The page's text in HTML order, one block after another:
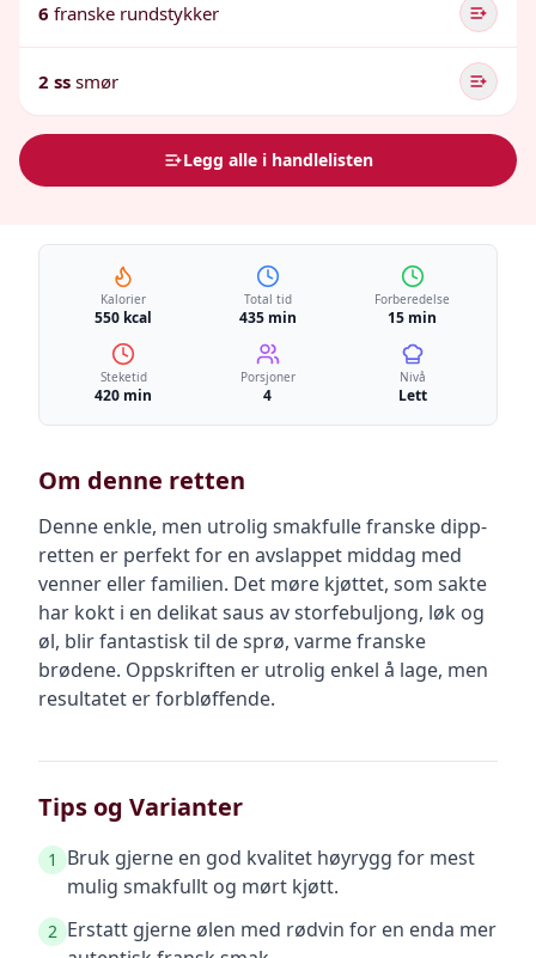
6 franske rundstykker
2 ss smør
Legg alle i handlelisten
Kalorier
550 kcal
Total tid
435 min
Forberedelse
15 min
Steketid
420 min
Porsjoner
4
Nivå
Lett
Om denne retten
Denne enkle, men utrolig smakfulle franske dipp-
retten er perfekt for en avslappet middag med
venner eller familien. Det møre kjøttet, som sakte
har kokt i en delikat saus av storfebuljong, løk og
øl, blir fantastisk til de sprø, varme franske
brødene. Oppskriften er utrolig enkel å lage, men
resultatet er forbløffende.
Tips og Varianter
1
Bruk gjerne en god kvalitet høyrygg for mest
mulig smakfullt og mørt kjøtt.
2 Erstatt gjerne ølen med rødvin for en enda mer